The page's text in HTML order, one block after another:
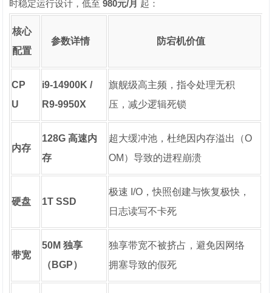
时稳定运行设计，低至980元/月 起：
核心
配置
参数详情 防宕机价值
CP
U
i9-14900K /
R9-9950X
旗舰级高主频，指令处理无积
压，减少逻辑死锁
内存
128G 高速内
存
超大缓冲池，杜绝因内存溢出（O
OM）导致的进程崩溃
硬盘 1T SSD
极速 I/O，快照创建与恢复极快，
日志读写不卡死
带宽
50M 独享
（BGP）
独享带宽不被挤占，避免因网络
拥塞导致的假死